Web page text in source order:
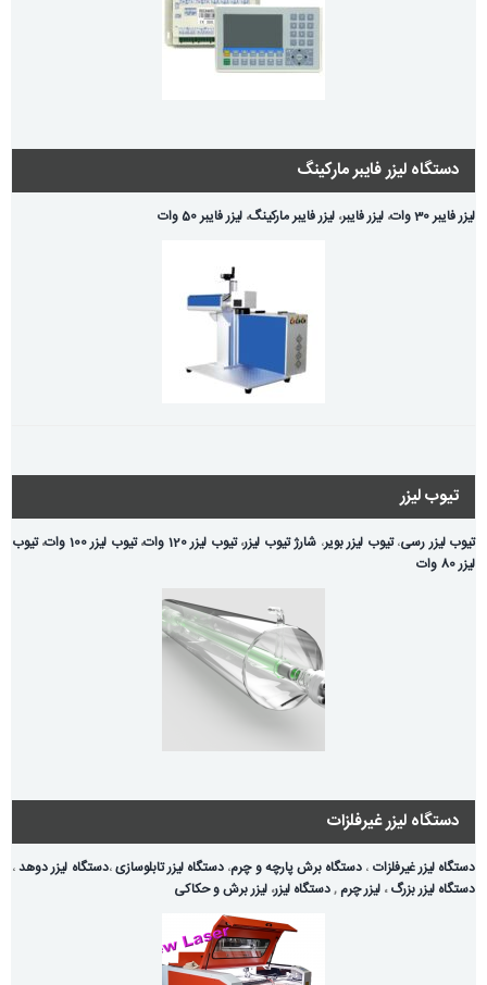
دستگاه لیزر فایبر مارکینگ
لیزر فایبر 30 وات ، لیزر فایبر، لیزر فایبر مارکینگ، لیزر فایبر 50 وات
تیوب لیزر
تیوب لیزر رسی،تیوب لیزر بویر، شارژ تیوب لیزر،تیوب لیزر 120 وات ،تیوب لیزر 100 وات ،تیوب
لیزر 80 وات
دستگاه لیزر غیرفلزات
دستگاه لیزر غیرفلزات ، دستگاه برش پارچه و چرم، دستگاه لیزر تابلوسازی،دستگاه لیزر دوهد،
دستگاه لیزر بزرگ، لیزر چرم ,دستگاه لیزر، لیزر برش و حکاکی